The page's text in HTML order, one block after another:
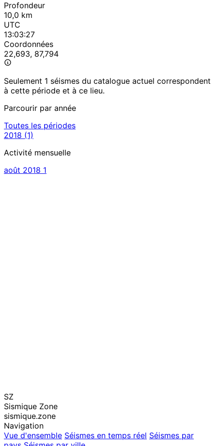
Profondeur
10,0 km
UTC
13:03:27
Coordonnées
22,693, 87,794
Seulement 1 séismes du catalogue actuel correspondent
à cette période et à ce lieu.
Parcourir par année
Toutes les périodes
2018 (1)
Activité mensuelle
août 2018 1
SZ
Sismique Zone
sismique.zone
Navigation
Vue d'ensemble Séismes en temps réel Séismes par